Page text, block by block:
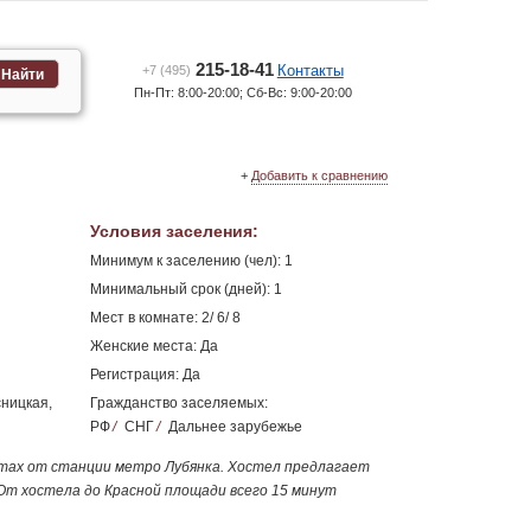
Найти +7 (495) 215-18-41 Контакты
Пн-Пт: 8:00-20:00; Сб-Вс: 9:00-20:00
+ Добавить к сравнению
Условия заселения:
Минимум к заселению (чел): 1
Минимальный срок (дней): 1
Мест в комнате: 2/ 6/ 8
Женские места: Да
Регистрация: Да
Гражданство заселяемых:
РФ/ СНГ/ Дальнее зарубежье
от станции метро Лубянка. Хостел предлагает
хостела до Красной площади всего 15 минут